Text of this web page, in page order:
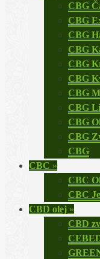
CBG
CBG
CBG
CBG
CBG
CBG
CBG
CBG
CBG
CBG
CBG
CBC »
CBC
CBC
CBD olej »
CBD